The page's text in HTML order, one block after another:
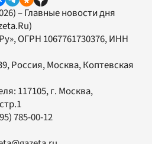
– Главные новости дня
, ОГРН 1067761730376, ИНН
Россия, Москва, Коптевская
117105, г. Москва,
785-00-12